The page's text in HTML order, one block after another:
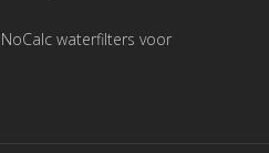
waterfilters voor